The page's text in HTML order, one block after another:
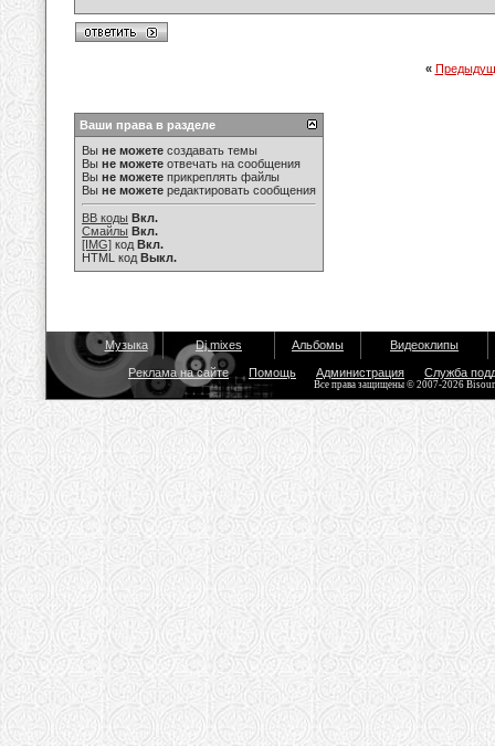
«
Ваши права в разделе
Вы не можете создавать темы
Вы не можете отвечать на сообщения
Вы не можете прикреплять файлы
Вы не можете редактировать сообщения
BB коды Вкл.
Смайлы Вкл.
[IMG] код Вкл.
HTML код Выкл.
Музыка Dj mixes Альбомы Видеоклипы
Реклама на сайте Помощь Администрация Служба
Все права защищены © 2007-2026